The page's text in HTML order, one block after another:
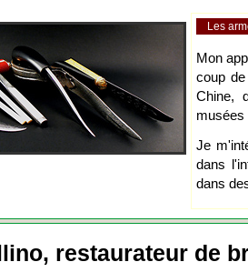
Les
Mon
coup
Chine,
musées
Je
dans
dans
, restaurateur de